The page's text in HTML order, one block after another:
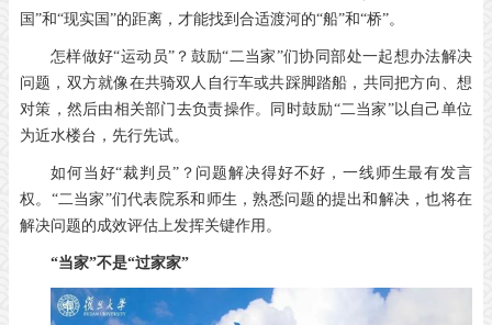
国”和“现实国”的距离，才能找到合适渡河的“船”和“桥”。
怎样做好“运动员”？鼓励“二当家”们协同部处一起想办法解决
问题，双方就像在共骑双人自行车或共踩脚踏船，共同把方向、想
对策，然后由相关部门去负责操作。同时鼓励“二当家”以自己单位
为近水楼台，先行先试。
如何当好“裁判员”？问题解决得好不好，一线师生最有发言
权。“二当家”们代表院系和师生，熟悉问题的提出和解决，也将在
解决问题的成效评估上发挥关键作用。
“当家”不是“过家家”